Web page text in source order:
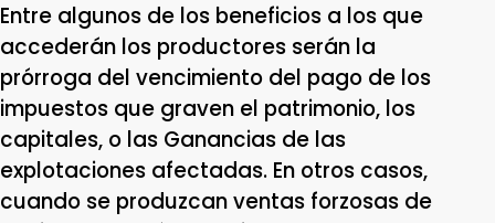
Entre algunos de los beneficios a los que
accederán los productores serán la
prórroga del vencimiento del pago de los
impuestos que graven el patrimonio, los
capitales, o las Ganancias de las
explotaciones afectadas. En otros casos,
cuando se produzcan ventas forzosas de